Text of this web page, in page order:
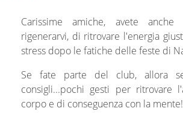
Carissime amiche, avete
rigenerarvi, di ritrovare l'energia
stress dopo le fatiche delle feste di
Se fate parte del club, allora
consigli...pochi gesti per ritrovare
corpo e di conseguenza con la mente!